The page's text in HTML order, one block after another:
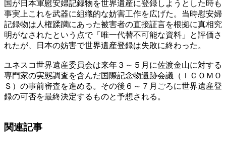
国が日本軍慰安婦記録物を世界遺産に登録しようとした時も
事実上これを武器に組織的な妨害工作を広げた。当時慰安婦
記録物は人権蹂躪にあった被害者の直接証言を根拠に真相究
明がなされたという点で「唯一代替不可能な資料」と評価さ
れたが、日本の妨害で世界遺産登録は失敗に終わった。
ユネスコ世界遺産委員会は来年３～５月に佐渡金山に対する
専門家の実態調査を含んだ国際記念物遺跡会議（ＩＣＯＭＯ
Ｓ）の事前審査を進める。その後６～７月ごろに世界遺産登
録の可否を最終決定するものと予想される。
関連記事